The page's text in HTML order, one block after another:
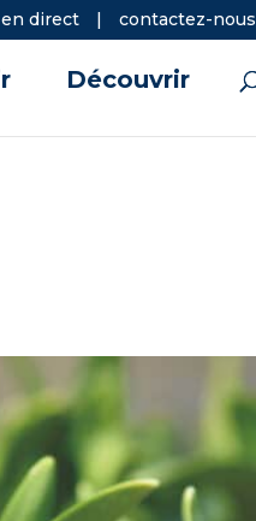
direct | contactez-nous
Découvrir